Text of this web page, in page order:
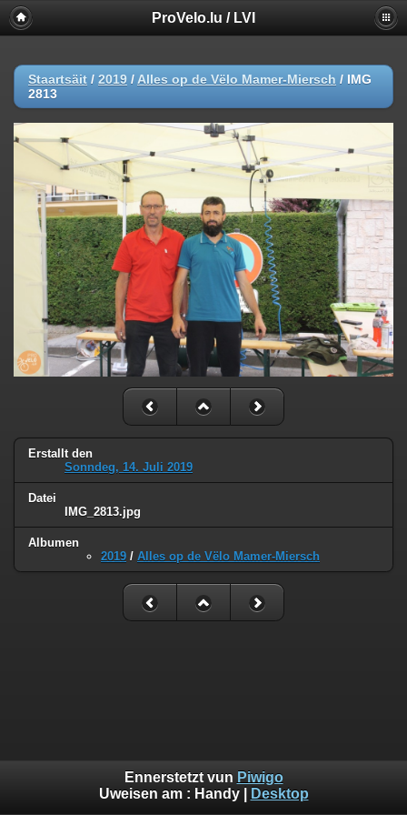
ProVelo.lu / LVI
Staartsäit / 2019 / Alles op de Vëlo Mamer-Miersch / IMG
2813
Erstallt den
Sonndeg, 14. Juli 2019
Datei
IMG_2813.jpg
Albumen
2019 / Alles op de Vëlo Mamer-Miersch
Ennerstetzt vun Piwigo
Uweisen am : Handy| Desktop